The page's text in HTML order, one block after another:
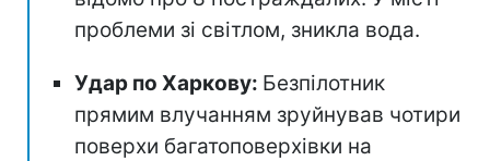
проблеми зі світлом, зникла вода.
Удар по Харкову: Безпілотник
прямим влучанням зруйнував чотири
поверхи багатоповерхівки на